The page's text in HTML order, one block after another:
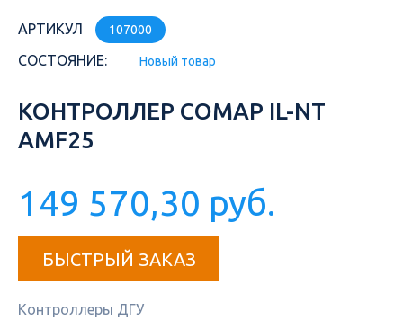
АРТИКУЛ 107000
СОСТОЯНИЕ: Новый товар
КОНТРОЛЛЕР COMAP IL-NT
AMF25
149 570,30 руб.
БЫСТРЫЙ ЗАКАЗ
Контроллеры ДГУ